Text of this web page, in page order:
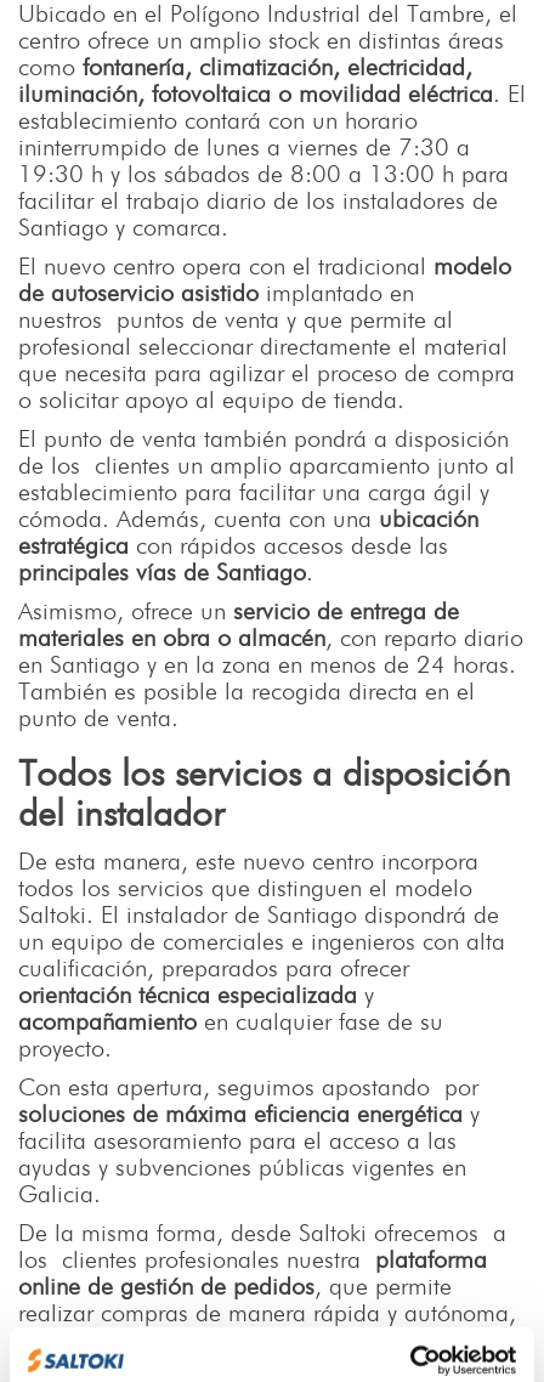
Ubicado en el Polígono Industrial del Tambre, el
centro ofrece un amplio stock en distintas áreas
como fontanería, climatización, electricidad,
iluminación, fotovoltaica o movilidad eléctrica. El
establecimiento contará con un horario
ininterrumpido de lunes a viernes de 7:30 a
19:30 h y los sábados de 8:00 a 13:00 h para
facilitar el trabajo diario de los instaladores de
Santiago y comarca.
El nuevo centro opera con el tradicional modelo
de autoservicio asistido implantado en
nuestros puntos de venta y que permite al
profesional seleccionar directamente el material
que necesita para agilizar el proceso de compra
o solicitar apoyo al equipo de tienda.
El punto de venta también pondrá a disposición
de los clientes un amplio aparcamiento junto al
establecimiento para facilitar una carga ágil y
cómoda. Además, cuenta con una ubicación
estratégica con rápidos accesos desde las
principales vías de Santiago.
Asimismo, ofrece un servicio de entrega de
materiales en obra o almacén, con reparto diario
en Santiago y en la zona en menos de 24 horas.
También es posible la recogida directa en el
punto de venta.
Todos los servicios a disposición
del instalador
De esta manera, este nuevo centro incorpora
todos los servicios que distinguen el modelo
Saltoki. El instalador de Santiago dispondrá de
un equipo de comerciales e ingenieros con alta
cualificación, preparados para ofrecer
orientación técnica especializada y
acompañamiento en cualquier fase de su
proyecto.
Con esta apertura, seguimos apostando por
soluciones de máxima eficiencia energética y
facilita asesoramiento para el acceso a las
ayudas y subvenciones públicas vigentes en
Galicia.
De la misma forma, desde Saltoki ofrecemos a
los clientes profesionales nuestra plataforma
online de gestión de pedidos, que permite
realizar compras de manera rápida y autónoma,
así como la oferta formativa de la Fundación
Saltoki, cuyo propósito es contribuir a la